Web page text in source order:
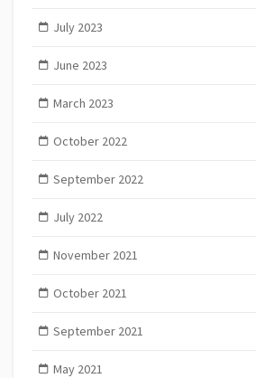
July 2023
June 2023
March 2023
October 2022
September 2022
July 2022
November 2021
October 2021
September 2021
May 2021